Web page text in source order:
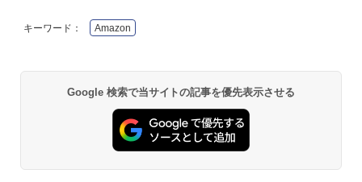
キーワード： Amazon
Google 検索で当サイトの記事を優先表示させる